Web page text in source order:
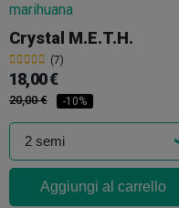
Crystal M.E.T.H.
(7)
18,00 €
20,00 € -10%
Aggiungi al carrello